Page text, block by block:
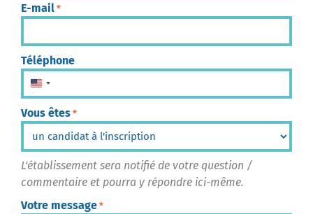
E-mail *
Téléphone
États-Unis +1
Vous êtes *
L'établissement sera notifié de votre question /
commentaire et pourra y répondre ici-même.
Votre message *